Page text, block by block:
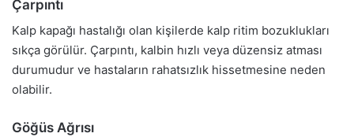
Çarpıntı
Kalp kapağı hastalığı olan kişilerde kalp ritim bozuklukları
sıkça görülür. Çarpıntı, kalbin hızlı veya düzensiz atması
durumudur ve hastaların rahatsızlık hissetmesine neden
olabilir.
Göğüs Ağrısı